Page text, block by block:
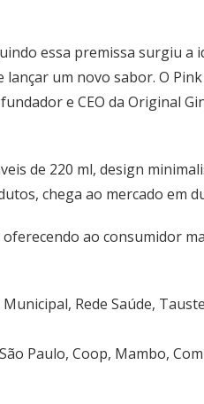
essa premissa surgiu a
um novo sabor. O
e CEO da Original
de 220 ml, design
chega ao mercado em
ao consumidor
Rede Saúde,
Paulo, Coop, Mambo,